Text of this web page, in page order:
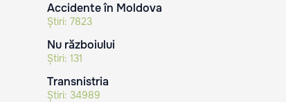
Accidente în Moldova
Știri: 7823
Nu războiului
Știri: 131
Transnistria
Știri: 34989